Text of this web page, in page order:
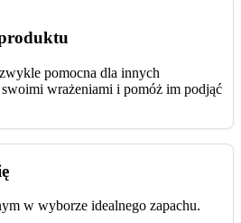
pomocna dla innych
wrażeniami i pomóż im podjąć
w wyborze idealnego zapachu.